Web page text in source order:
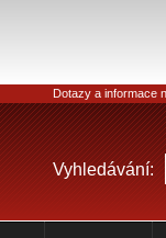
Dotazy a informace
Vyhledávání: